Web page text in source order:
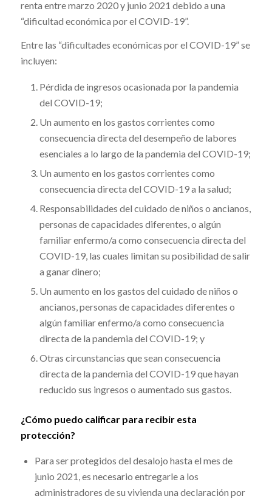
renta entre marzo 2020 y junio 2021 debido a una
“dificultad económica por el COVID-19”.
Entre las “dificultades económicas por el COVID-19” se
incluyen:
Pérdida de ingresos ocasionada por la pandemia
del COVID-19;
Un aumento en los gastos corrientes como
consecuencia directa del desempeño de labores
esenciales a lo largo de la pandemia del COVID-19;
Un aumento en los gastos corrientes como
consecuencia directa del COVID-19 a la salud;
Responsabilidades del cuidado de niños o ancianos,
personas de capacidades diferentes, o algún
familiar enfermo/a como consecuencia directa del
COVID-19, las cuales limitan su posibilidad de salir
a ganar dinero;
Un aumento en los gastos del cuidado de niños o
ancianos, personas de capacidades diferentes o
algún familiar enfermo/a como consecuencia
directa de la pandemia del COVID-19; y
Otras circunstancias que sean consecuencia
directa de la pandemia del COVID-19 que hayan
reducido sus ingresos o aumentado sus gastos.
¿Cómo puedo calificar para recibir esta
protección?
Para ser protegidos del desalojo hasta el mes de
junio 2021,es necesario entregarle a los
administradores de su vivienda una declaración por